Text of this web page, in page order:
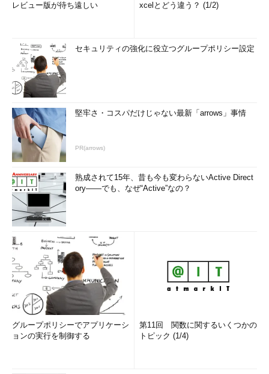
レビュー版が待ち遠しい
xcelとどう違う？ (1/2)
セキュリティの強化に役立つグループポリシー設定
堅牢さ・コスパだけじゃない最新「arrows」事情
PR(arrows)
熟成されて15年、昔も今も変わらないActive Direct
ory――でも、なぜ“Active”なの？
グループポリシーでアプリケーシ
ョンの実行を制御する
第11回 関数に関するいくつかの
トピック (1/4)